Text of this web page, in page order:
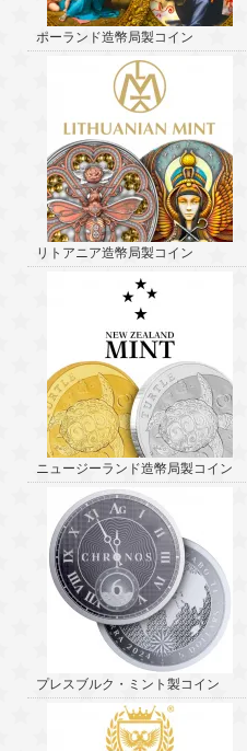
ポーランド造幣局製コイン
リトアニア造幣局製コイン
ニュージーランド造幣局製コイン
プレスブルク・ミント製コイン